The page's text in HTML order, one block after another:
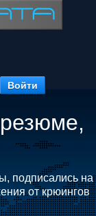
подписались на
от крюингов